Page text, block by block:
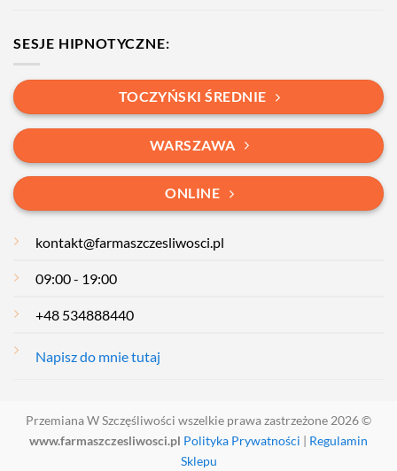
SESJE HIPNOTYCZNE:
TOCZYŃSKI ŚREDNIE
WARSZAWA
ONLINE
kontakt@farmaszczesliwosci.pl
09:00 - 19:00
+48 534888440
Napisz do mnie tutaj
Przemiana W Szczęśliwości wszelkie prawa zastrzeżone 2026 ©
www.farmaszczesliwosci.pl Polityka Prywatności | Regulamin
Sklepu